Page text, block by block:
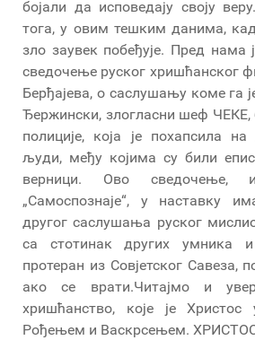
бојали да исповедају своју
тога, у овим тешким данима,
зло заувек побеђује. Пред нама
сведочење руског хришћанског
Берђајева, о саслушању коме га
Ђержински, злогласни шеф ЧЕКЕ,
полиције, која је похапсила
људи, међу којима су били
верници. Ово сведочење,
„Самоспознаје“, у наставку
другог саслушања руског
са стотинак других умника
протеран из Совјетског Савеза,
ако се врати.Читајмо и
хришћанство, које је Христос
Рођењем и Васкрсењем.